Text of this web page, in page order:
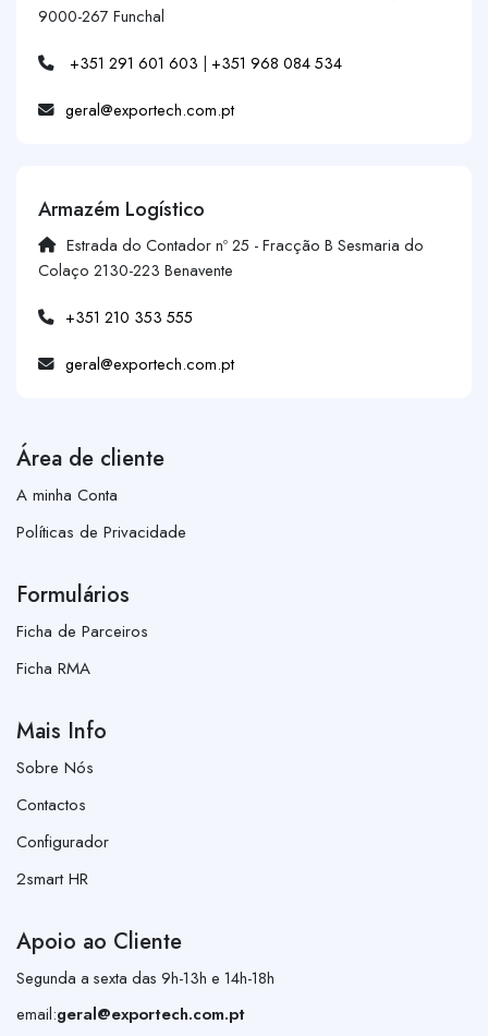
9000-267 Funchal
+351 291 601 603 | +351 968 084 534
geral@exportech.com.pt
Armazém Logístico
Estrada do Contador nº 25 - Fracção B Sesmaria do
Colaço 2130-223 Benavente
+351 210 353 555
geral@exportech.com.pt
Área de cliente
A minha Conta
Políticas de Privacidade
Formulários
Ficha de Parceiros
Ficha RMA
Mais Info
Sobre Nós
Contactos
Configurador
2smart HR
Apoio ao Cliente
Segunda a sexta das 9h-13h e 14h-18h
email:geral@exportech.com.pt